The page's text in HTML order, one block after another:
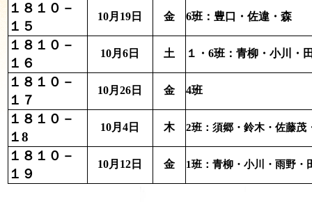
１８１０－
１５
10月19日 金 6班：豊口・佐違・森
１８１０－
１６
10月6日 土 １・6班：青柳・小川・
１８１０－
１７
10月26日 金 4班
１８１０－
１8
10月4日 木 2班： 須郷・鈴木・佐藤茂
１８１０－
１９
10月12日 金 1班： 青柳・小川・雨野・